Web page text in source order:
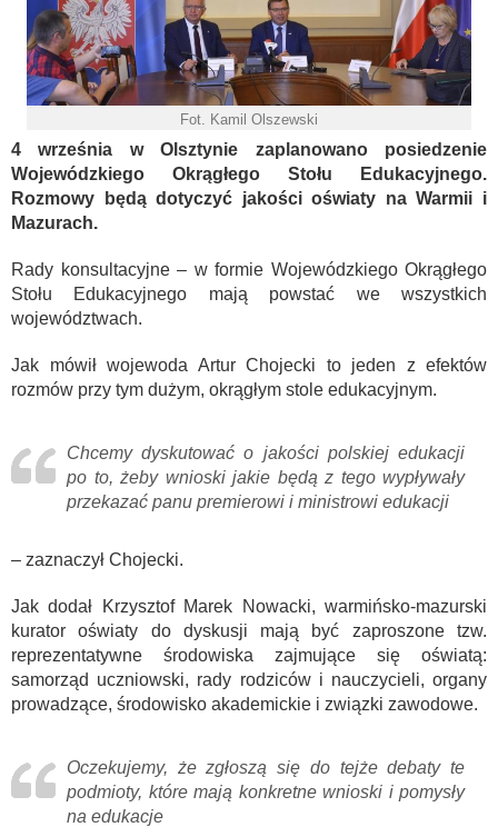
Fot. Kamil Olszewski
4 września w Olsztynie zaplanowano posiedzenie
Wojewódzkiego Okrągłego Stołu Edukacyjnego.
Rozmowy będą dotyczyć jakości oświaty na Warmii i
Mazurach.
Rady konsultacyjne – w formie Wojewódzkiego Okrągłego
Stołu Edukacyjnego mają powstać we wszystkich
województwach.
Jak mówił wojewoda Artur Chojecki to jeden z efektów
rozmów przy tym dużym, okrągłym stole edukacyjnym.
Chcemy dyskutować o jakości polskiej edukacji
po to, żeby wnioski jakie będą z tego wypływały
przekazać panu premierowi i ministrowi edukacji
– zaznaczył Chojecki.
Jak dodał Krzysztof Marek Nowacki, warmińsko-mazurski
kurator oświaty do dyskusji mają być zaproszone tzw.
reprezentatywne środowiska zajmujące się oświatą:
samorząd uczniowski, rady rodziców i nauczycieli, organy
prowadzące, środowisko akademickie i związki zawodowe.
Oczekujemy, że zgłoszą się do tejże debaty te
podmioty, które mają konkretne wnioski i pomysły
na edukacje